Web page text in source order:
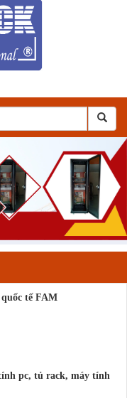
tế FAM
pc, tủ rack, máy tính